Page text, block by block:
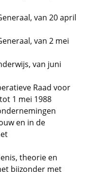
van 20 april
van 2 mei
van juni
Raad voor
1 mei 1988
en in de
theorie en
bijzonder met